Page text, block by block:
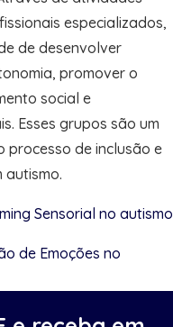
especializados,
de desenvolver
promover o
social e
Esses grupos são um
processo de inclusão e
autismo.
Sensorial no autismo
de Emoções no